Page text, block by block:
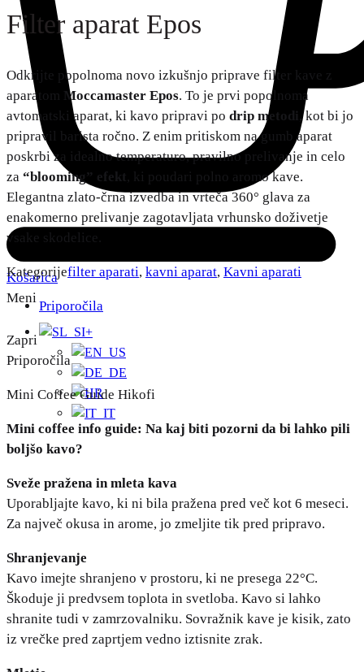
Košarica
Meni
+
Filter aparat Epos
Odkrijte popolnoma novo izkušnjo priprave filter kave z
aparatom
Moccamaster Epos. To je prvi popolnoma
avtomatski aparat, ki kavo pripravi po drip metodi , kot bi jo
pripravil barista ročno. Z enim pritiskom na gumb aparat
poskrbi za idealno temperaturo, pravilno prelivanje in celo
za “blooming” efekt
, ki poudari polno aromo kave.
Elegantna zlato-črna izvedba in vrteča 360° glava za
enakomerno prelivanje zagotavljata vrhunsko doživetje
vsake skodelice.
Kategorijefilter aparati, kavni aparat, Kavni aparati
Priporočila
Zapri
Priporočila
Mini Coffee Guide Hikofi
Mini coffee info guide: Na kaj biti pozorni da bi lahko pili
boljšo kavo?
Sveže pražena in mleta kava
Uporabljajte kavo, ki ni bila pražena pred več kot 6 meseci.
Za največ okusa in arome, jo zmeljite tik pred pripravo.
Shranjevanje
Kavo imejte shranjeno v prostoru, ki ne presega 22°C.
Škoduje ji predvsem toplota in svetloba. Kavo si lahko
shranite tudi v zamrzovalniku. Sovražnik kave je kisik, zato
iz vrečke pred zaprtjem vedno iztisnite zrak.